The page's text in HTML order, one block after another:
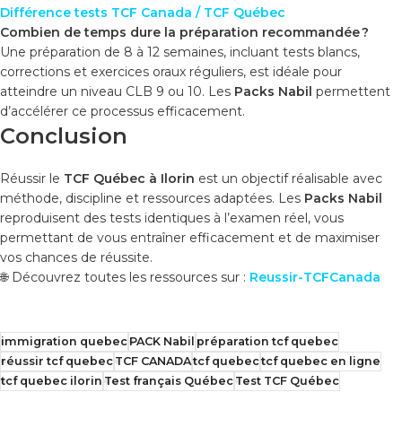
Différence tests TCF Canada / TCF Québec
Combien de temps dure la préparation recommandée ?
Une préparation de 8 à 12 semaines, incluant tests blancs,
corrections et exercices oraux réguliers, est idéale pour
atteindre un niveau CLB 9 ou 10. Les Packs Nabil permettent
d’accélérer ce processus efficacement.
Conclusion
Réussir le TCF Québec à Ilorin est un objectif réalisable avec
méthode, discipline et ressources adaptées. Les Packs Nabil
reproduisent des tests identiques à l’examen réel, vous
permettant de vous entraîner efficacement et de maximiser
vos chances de réussite.
🌐 Découvrez toutes les ressources sur : Reussir-TCFCanada
immigration quebecPACK Nabil préparation tcf quebec
réussir tcf quebecTCF CANADAtcf quebectcf quebec en ligne
tcf quebec ilorin Test français QuébecTest TCF Québec